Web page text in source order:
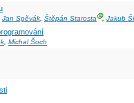
Jan Spěvák, Štěpán StarostaⒼ, Jakub
, Michal Šoch